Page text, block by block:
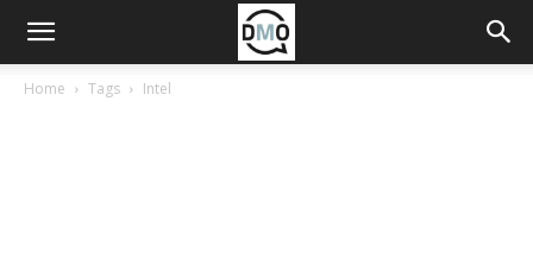
Home Tags Intel